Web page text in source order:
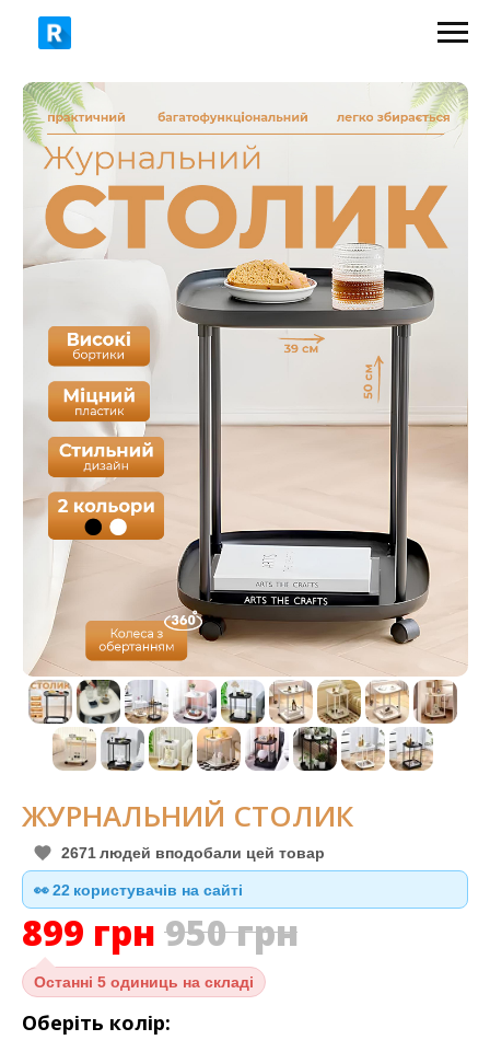
ЗАМОВИТИ
950 грн
ЖУРНАЛЬНИЙ СТОЛИК
2671 людей вподобали цей товар
👀23 користувачів на сайті
899 грн 950грн
Останні 5 одиниць на складі
Оберіть колір: